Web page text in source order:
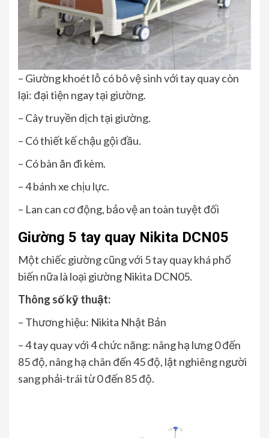
– Giường khoét lỗ có bô vệ sinh với tay quay còn
lại: đại tiện ngay tại giường.
– Cây truyền dịch tại giường.
– Có thiết kế chậu gội đầu.
– Có bàn ăn đi kèm.
– 4 bánh xe chịu lực.
– Lan can cơ động, bảo vệ an toàn tuyệt đối
Giường 5 tay quay Nikita DCN05
Một chiếc giường cũng với 5 tay quay khá phổ
biến nữa là loại giường Nikita DCN05.
Thông số kỹ thuật:
– Thương hiệu: Nikita Nhật Bản
– 4 tay quay với 4 chức năng: nâng hạ lưng 0 đến
85 độ, nâng hạ chân đến 45 độ, lật nghiêng người
sang phải-trái từ 0 đến 85 độ.